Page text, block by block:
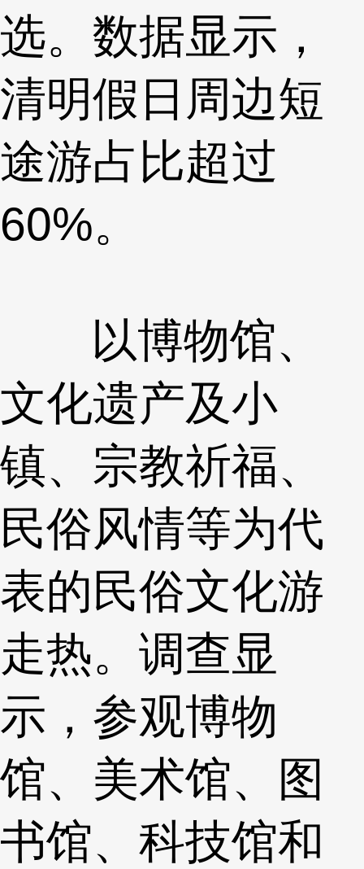
选。数据显示，
清明假日周边短
途游占比超过
60%。
以博物馆、
文化遗产及小
镇、宗教祈福、
民俗风情等为代
表的民俗文化游
走热。调查显
示，参观博物
馆、美术馆、图
书馆、科技馆和